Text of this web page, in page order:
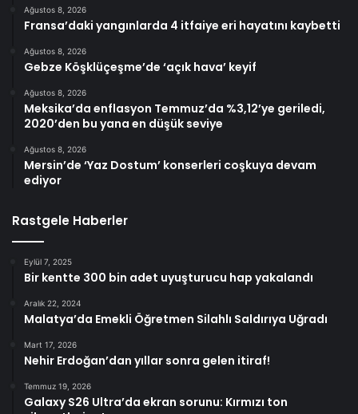
Ağustos 8, 2026
Fransa’daki yangınlarda 4 itfaiye eri hayatını kaybetti
Ağustos 8, 2026
Gebze Köşklüçeşme’de ‘açık hava’ keyif
Ağustos 8, 2026
Meksika’da enflasyon Temmuz’da %3,12’ye geriledi,
2020’den bu yana en düşük seviye
Ağustos 8, 2026
Mersin’de ‘Yaz Dostum’ konserleri coşkuya devam
ediyor
Rastgele Haberler
Eylül 7, 2025
Bir kentte 300 bin adet uyuşturucu hap yakalandı
Aralık 22, 2024
Malatya’da Emekli Öğretmen Silahlı Saldırıya Uğradı
Mart 17, 2026
Nehir Erdoğan’dan yıllar sonra gelen itiraf!
Temmuz 19, 2026
Galaxy S26 Ultra’da ekran sorunu: Kırmızı ton